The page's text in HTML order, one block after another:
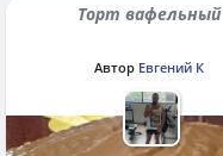
Торт вафельный
Автор Евгений К